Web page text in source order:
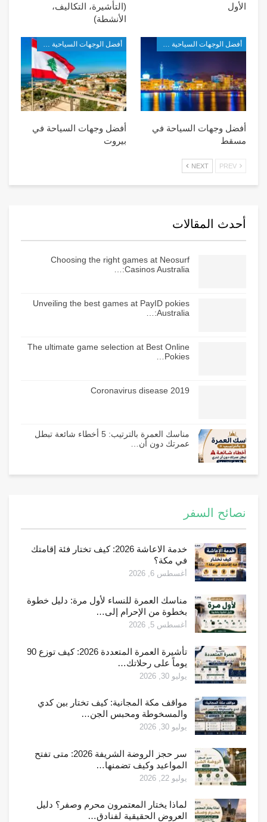
الأول
(التأشيرة، التكاليف،
الأنشطة)
أفضل الوجهات السياحية في غرب آسيا
أفضل وجهات السياحة في
مسقط
أفضل الوجهات السياحية في غرب آسيا
أفضل وجهات السياحة في
بيروت
NEXT
أحدث المقالات
Choosing the right games at Neosurf
Casinos Australia:…
Unveiling the best games at PayID pokies
Australia:…
The ultimate game selection at Best Online
Pokies…
Coronavirus disease 2019
مناسك العمرة بالترتيب: 5 أخطاء شائعة تبطل
عمرتك دون أن…
نصائح السفر
خدمة الاعاشة 2026: كيف تختار فئة إقامتك
في مكة؟
أغسطس 6, 2026
مناسك العمرة للنساء لأول مرة: دليل خطوة
بخطوة من الإحرام إلى…
أغسطس 5, 2026
تأشيرة العمرة المتعددة 2026: كيف توزع 90
يوماً على رحلاتك…
يوليو 30, 2026
مواقف مكة المجانية: كيف تختار بين كدي
والمسخوطة ومحبس الجن…
يوليو 30, 2026
سر حجز الروضة الشريفة 2026: متى تفتح
المواعيد وكيف تضمنها…
يوليو 22, 2026
لماذا يختار المعتمرون محرم وصفر؟ دليل
العروض الحقيقية لفنادق…